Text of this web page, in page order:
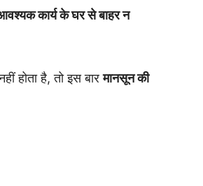
कार्य के घर से बाहर न
होता है, तो इस बारमानसून की